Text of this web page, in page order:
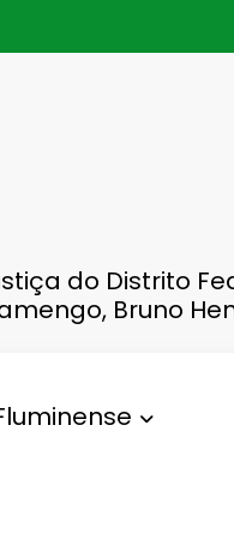
do Distrito
Bruno